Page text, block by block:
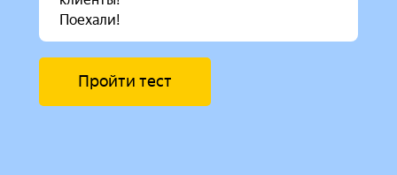
Поехали!
Пройти тест